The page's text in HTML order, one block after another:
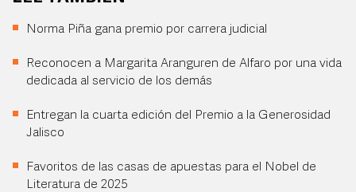
Norma Piña gana premio por carrera judicial
Reconocen a Margarita Aranguren de Alfaro por una vida
dedicada al servicio de los demás
Entregan la cuarta edición del Premio a la Generosidad
Jalisco
Favoritos de las casas de apuestas para el Nobel de
Literatura de 2025